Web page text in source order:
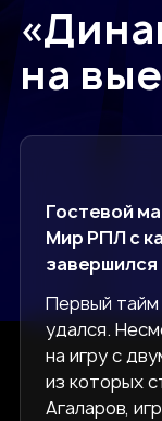
на
Гостевой
Мир РПЛ с
завершился
Первый
удался.
на игру с
из которых
Агаларов,